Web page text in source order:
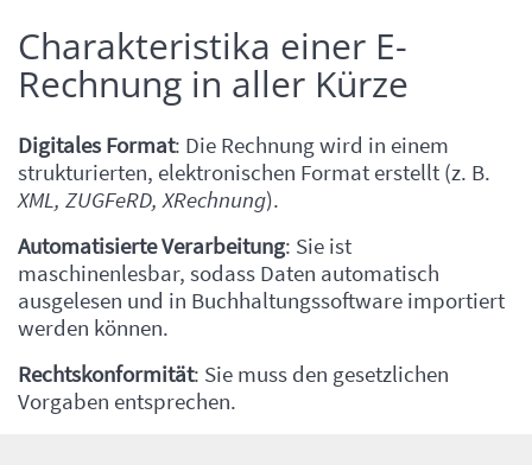
Einleitung
Charakteristika einer E-
Rechnung in aller Kürze
Inhalt
Digitales Format: Die Rechnung wird in einem
strukturierten, elektronischen Format erstellt (z. B.
XML, ZUGFeRD, XRechnung).
Automatisierte Verarbeitung: Sie ist
maschinenlesbar, sodass Daten automatisch
ausgelesen und in Buchhaltungssoftware importiert
werden können.
Rechtskonformität: Sie muss den gesetzlichen
Vorgaben entsprechen.